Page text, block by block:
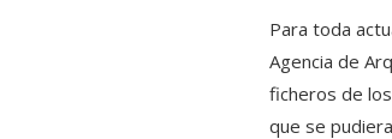
Para toda
Agencia de
ficheros de
que se